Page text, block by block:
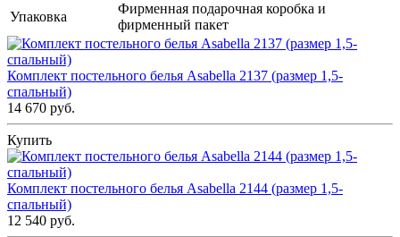
Упаковка
Фирменная подарочная коробка и
фирменный пакет
Комплект постельного белья Asabella 2137 (размер 1,5-
спальный)
14 670 руб.
Купить
Комплект постельного белья Asabella 2144 (размер 1,5-
спальный)
12 540 руб.